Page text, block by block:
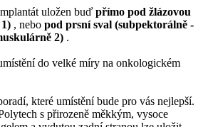
uložen buď přímo pod žlázovou
, nebo pod prsní sval (subpektorálně -
2) .
do velké míry na onkologickém
které umístění bude pro vás nejlepší.
s přirozeně měkkým, vysoce